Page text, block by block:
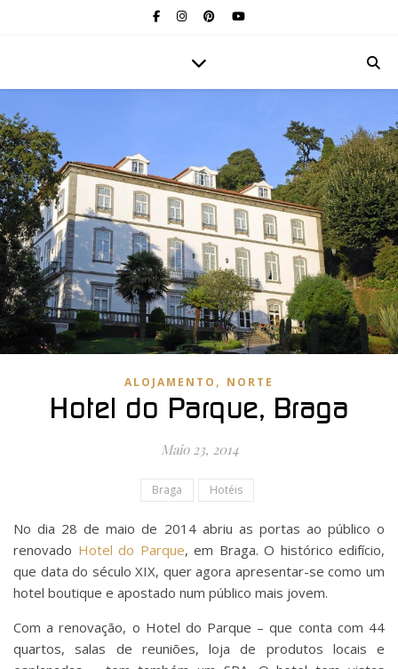
ALOJAMENTO , NORTE
Hotel do Parque, Braga
Maio 23, 2014
Braga Hotéis
No dia 28 de maio de 2014 abriu as portas ao público o
renovado Hotel do Parque, em Braga. O histórico edifício,
que data do século XIX, quer agora apresentar-se como um
hotel boutique e apostado num público mais jovem.
Com a renovação, o Hotel do Parque – que conta com 44
quartos, salas de reuniões, loja de produtos locais e